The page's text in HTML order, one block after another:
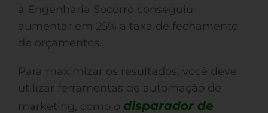
a Engenharia Socorro conseguiu
aumentar em 25% a taxa de fechamento
de orçamentos.
Para maximizar os resultados, você deve
utilizar ferramentas de automação de
marketing, como o disparador de